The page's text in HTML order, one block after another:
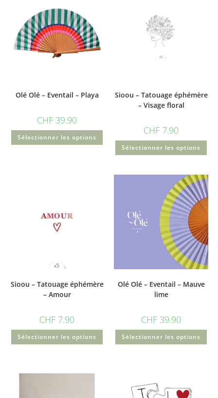
Olé Olé – Eventail – Playa
CHF 39.90
Sélectionner les options
Sioou – Tatouage éphémère
– Visage floral
CHF 7.90
Sélectionner les options
Sioou – Tatouage éphémère
– Amour
CHF 7.90
Sélectionner les options
Olé Olé – Eventail – Mauve
lime
CHF 39.90
Sélectionner les options